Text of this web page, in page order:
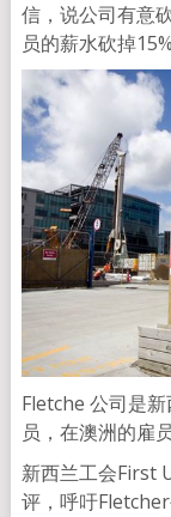
信，说公司有意
员的薪水砍掉15%
Fletche 公司是
员，在澳洲的雇
新西兰工会First
评，呼吁Fletcher